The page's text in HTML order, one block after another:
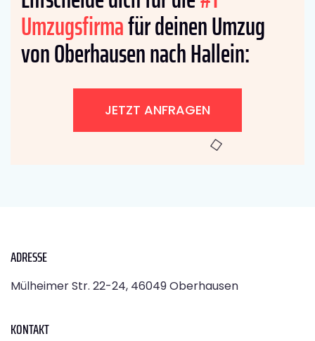
Umzugsfirmafür deinen Umzug
von Oberhausen nach Hallein:
JETZT ANFRAGEN
ADRESSE
Mülheimer Str. 22-24, 46049 Oberhausen
KONTAKT